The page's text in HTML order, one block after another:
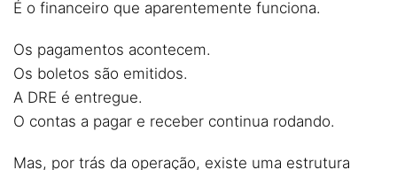
É o financeiro que aparentemente funciona.
Os pagamentos acontecem.
Os boletos são emitidos.
A DRE é entregue.
O contas a pagar e receber continua rodando.
Mas, por trás da operação, existe uma estrutura